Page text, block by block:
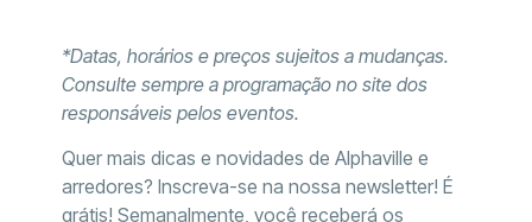
*Datas, horários e preços sujeitos a mudanças.
Consulte sempre a programação no site dos
responsáveis pelos eventos.
Quer mais dicas e novidades de Alphaville e
arredores? Inscreva-se na nossa newsletter! É
grátis! Semanalmente, você receberá os